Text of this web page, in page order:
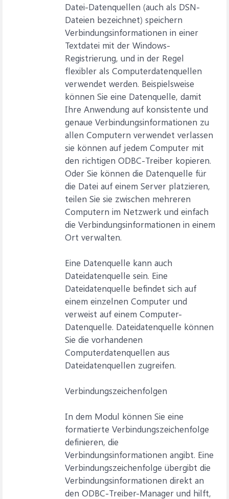
Datei-Datenquellen (auch als DSN-
Dateien bezeichnet) speichern
Verbindungsinformationen in einer
Textdatei mit der Windows-
Registrierung, und in der Regel
flexibler als Computerdatenquellen
verwendet werden. Beispielsweise
können Sie eine Datenquelle, damit
Ihre Anwendung auf konsistente und
genaue Verbindungsinformationen zu
allen Computern verwendet verlassen
sie können auf jedem Computer mit
den richtigen ODBC-Treiber kopieren.
Oder Sie können die Datenquelle für
die Datei auf einem Server platzieren,
teilen Sie sie zwischen mehreren
Computern im Netzwerk und einfach
die Verbindungsinformationen in einem
Ort verwalten.
Eine Datenquelle kann auch
Dateidatenquelle sein. Eine
Dateidatenquelle befindet sich auf
einem einzelnen Computer und
verweist auf einem Computer-
Datenquelle. Dateidatenquelle können
Sie die vorhandenen
Computerdatenquellen aus
Dateidatenquellen zugreifen.
Verbindungszeichenfolgen
In dem Modul können Sie eine
formatierte Verbindungszeichenfolge
definieren, die
Verbindungsinformationen angibt. Eine
Verbindungszeichenfolge übergibt die
Verbindungsinformationen direkt an
den ODBC-Treiber-Manager und hilft,